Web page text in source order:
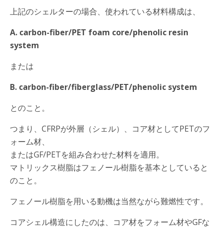
上記のシェルターの場合、使われている材料構成は、
A. carbon-fiber/PET foam core/phenolic resin
system
または
B. carbon-fiber/fiberglass/PET/phenolic system
とのこと。
つまり、CFRPが外層（シェル）、コア材としてPETのフ
ォーム材、
またはGF/PETを組み合わせた材料を適用。
マトリックス樹脂はフェノール樹脂を基本としていると
のこと。
フェノール樹脂を用いる動機は当然ながら難燃性です。
コアシェル構造にしたのは、コア材をフォーム材やGFな